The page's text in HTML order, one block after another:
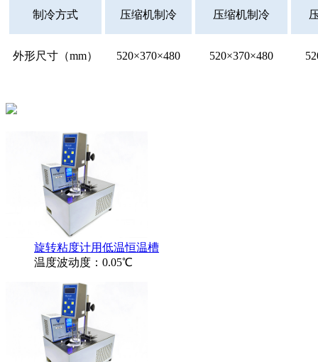
制冷方式 压缩机制冷 压缩机制冷
外形尺寸（mm） 520×370×480 520×370×480
旋转粘度计用低温恒温槽
温度波动度：0.05℃